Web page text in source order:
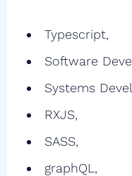
Typescript,
Software
Systems
RXJS,
SASS,
graphQL,